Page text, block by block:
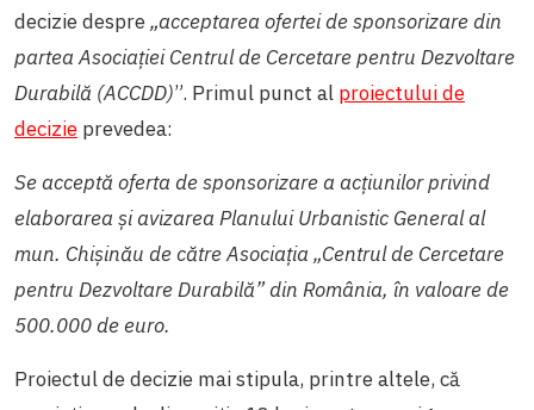
decizie despre„acceptarea ofertei de sponsorizare din
partea Asociației Centrul de Cercetare pentru Dezvoltare
Durabilă (ACCDD)”. Primul punct al proiectului de
decizie prevedea:
Se acceptă oferta de sponsorizare a acțiunilor privind
elaborarea și avizarea Planului Urbanistic General al
mun. Chișinău de către Asociația „Centrul de Cercetare
pentru Dezvoltare Durabilă” din România, în valoare de
500.000 de euro.
Proiectul de decizie mai stipula, printre altele, că